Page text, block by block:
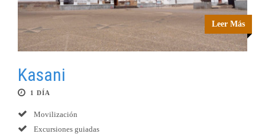
Leer Más
Kasani
1 DÍA
Movilización
Excursiones guiadas